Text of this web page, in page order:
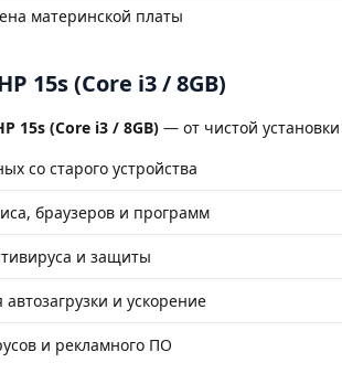
материнской платы
15s (Core i3 / 8GB)
15s (Core i3 / 8GB) — от чистой
со старого устройства
браузеров и программ
и защиты
и ускорение
и рекламного ПО